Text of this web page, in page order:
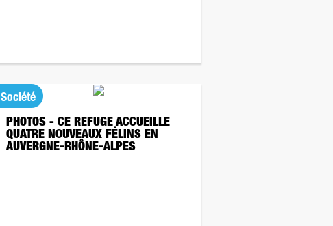
Société
PHOTOS - CE REFUGE ACCUEILLE
QUATRE NOUVEAUX FÉLINS EN
AUVERGNE-RHÔNE-ALPES